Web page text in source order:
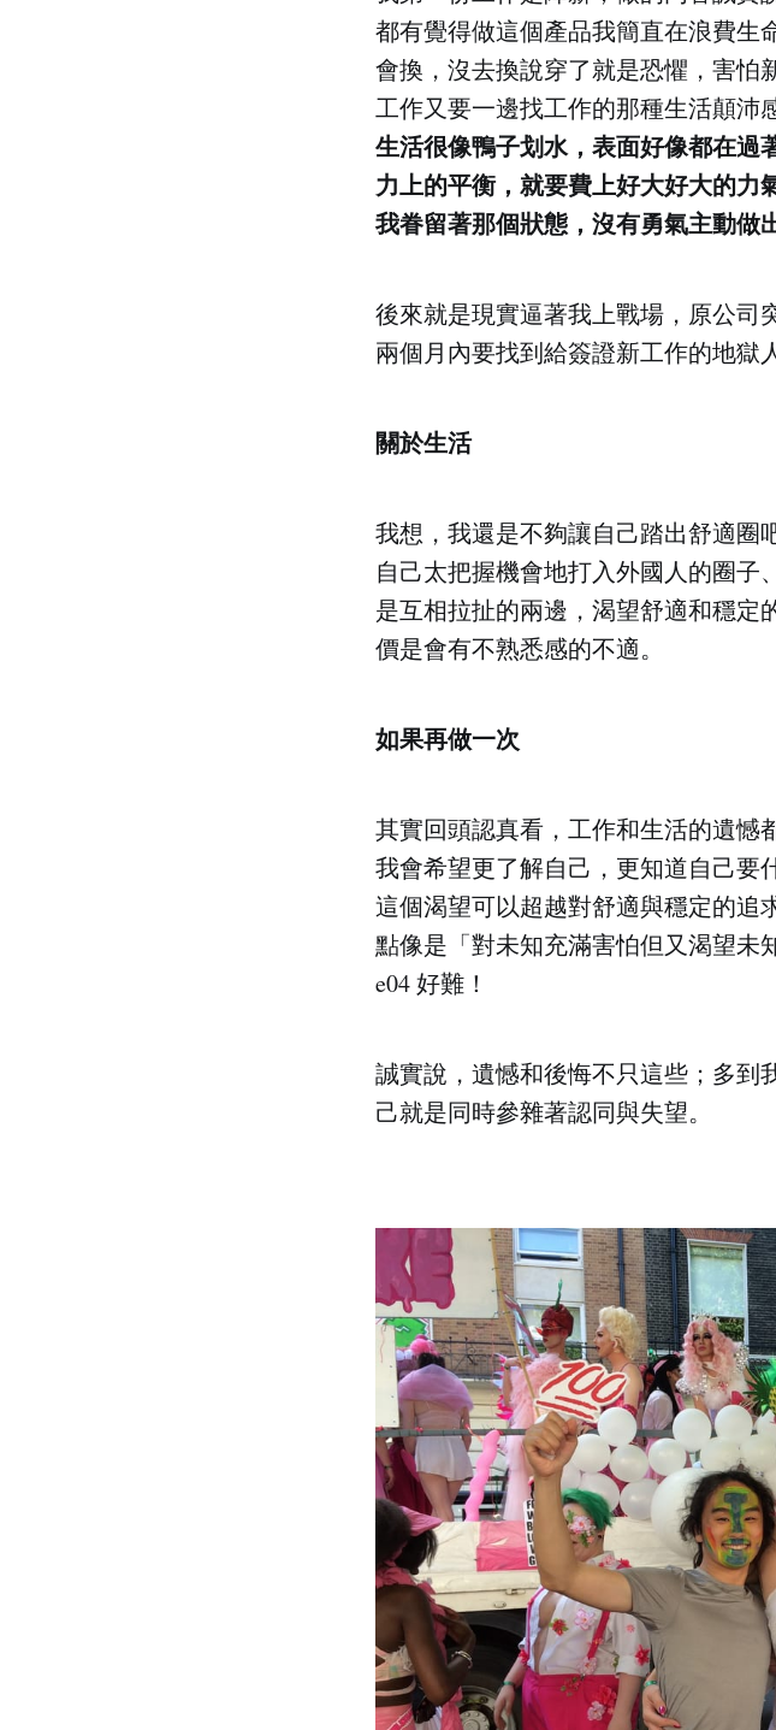
都有覺得做這個產品我簡直在浪費生
會換，沒去換說穿了就是恐懼，害怕
工作又要一邊找工作的那種生活顛沛
生活很像鴨子划水，表面好像都在過
力上的平衡，就要費上好大好大的力
我眷留著那個狀態，沒有勇氣主動做
後來就是現實逼著我上戰場，原公司
兩個月內要找到給簽證新工作的地獄
關於生活
我想，我還是不夠讓自己踏出舒適圈
自己太把握機會地打入外國人的圈
是互相拉扯的兩邊，渴望舒適和穩定
價是會有不熟悉感的不適。
如果再做一次
其實回頭認真看，工作和生活的遺憾
我會希望更了解自己，更知道自己要
這個渴望可以超越對舒適與穩定的追
點像是「對未知充滿害怕但又渴望未
e04 好難！
誠實說，遺憾和後悔不只這些；多到
己就是同時參雜著認同與失望。